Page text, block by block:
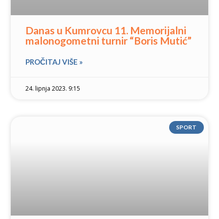
Danas u Kumrovcu 11. Memorijalni
malonogometni turnir “Boris Mutić”
PROČITAJ VIŠE »
24. lipnja 2023. 9:15
SPORT